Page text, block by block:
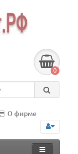
0
О фирме